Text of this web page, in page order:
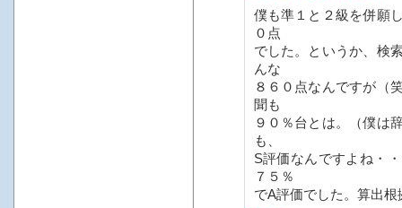
僕も準１と２級を併願
０点
でした。というか、検
んな
８６０点なんですが（
聞も
９０％台とは。（僕は
も、
S評価なんですよね・
７５％
でA評価でした。算出